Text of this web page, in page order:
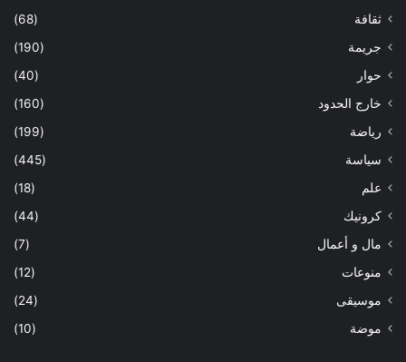
ثقافة
(68)
جريمة
(190)
حوار
(40)
خارج الحدود
(160)
رياضة
(199)
سياسة
(445)
علم
(18)
كرونيك
(44)
مال و أعمال
(7)
منوعات
(12)
موسيقى
(24)
موضة
(10)